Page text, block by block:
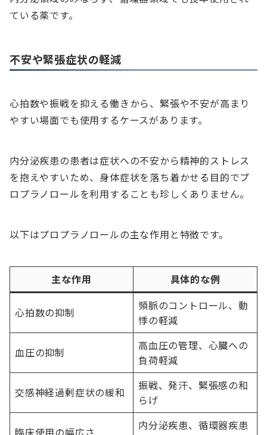
ている薬です。
不安や緊張症状の軽減
心拍数や振戦を抑える働きから、緊張や不安が高まり
やすい場面でも使用するケースがあります。
内分泌疾患の患者は症状への不安から精神的ストレス
を抱えやすいため、身体症状を落ち着かせる目的でプ
ロプラノロールを利用することも珍しくありません。
以下はプロプラノロールの主な作用と特徴です。
主な作用 具体的な例
心拍数の抑制
頻脈のコントロール、動
悸の軽減
血圧の抑制
高血圧の管理、心臓への
負荷軽減
交感神経過剰症状の緩和
振戦、発汗、緊張感の和
らげ
内分泌疾患、循環器疾患